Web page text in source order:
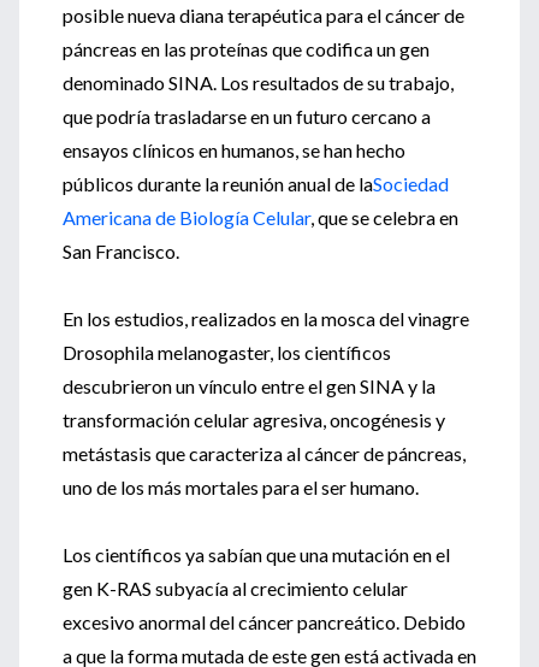
posible nueva diana terapéutica para el cáncer de
páncreas en las proteínas que codifica un gen
denominado SINA. Los resultados de su trabajo,
que podría trasladarse en un futuro cercano a
ensayos clínicos en humanos, se han hecho
públicos durante la reunión anual de laSociedad
Americana de Biología Celular, que se celebra en
San Francisco.
En los estudios, realizados en la mosca del vinagre
Drosophila melanogaster, los científicos
descubrieron un vínculo entre el gen SINA y la
transformación celular agresiva, oncogénesis y
metástasis que caracteriza al cáncer de páncreas,
uno de los más mortales para el ser humano.
Los científicos ya sabían que una mutación en el
gen K-RAS subyacía al crecimiento celular
excesivo anormal del cáncer pancreático. Debido
a que la forma mutada de este gen está activada en